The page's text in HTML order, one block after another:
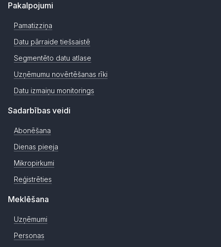
Pakalpojumi
Pamatizziņa
Datu pārraide tiešsaistē
Segmentēto datu atlase
Uzņēmumu novērtēšanas rīki
Datu izmaiņu monitorings
Sadarbības veidi
Abonēšana
Dienas pieeja
Mikropirkumi
Reģistrēties
Meklēšana
Uzņēmumi
Personas